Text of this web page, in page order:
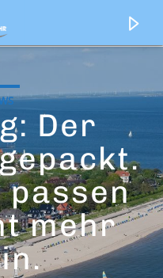
Der
passen
mehr